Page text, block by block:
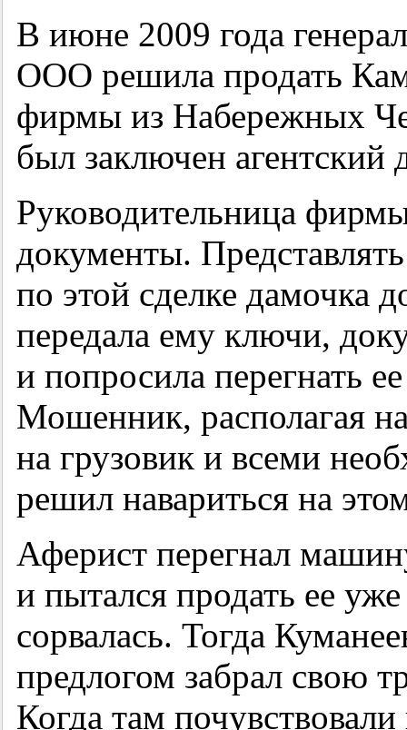
В июне 2009 года
ООО решила продать
фирмы из Набережных
был заключен агентский
Руководительница
документы.
по этой сделке дамочка
передала ему ключи,
и попросила перегнать
Мошенник, располагая
на грузовик и всеми
решил навариться на
Аферист перегнал
и пытался продать ее
сорвалась. Тогда
предлогом забрал свою
Когда там